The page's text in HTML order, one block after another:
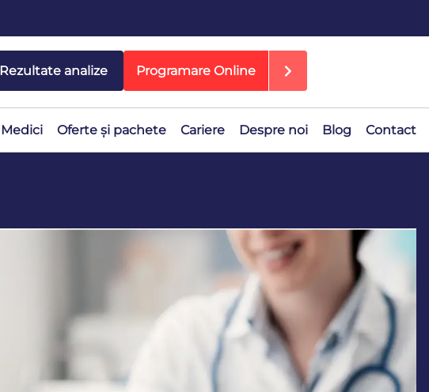
Rezultate analize Programare Online
Medici Oferte și pachete Cariere Despre noi Blog Contact